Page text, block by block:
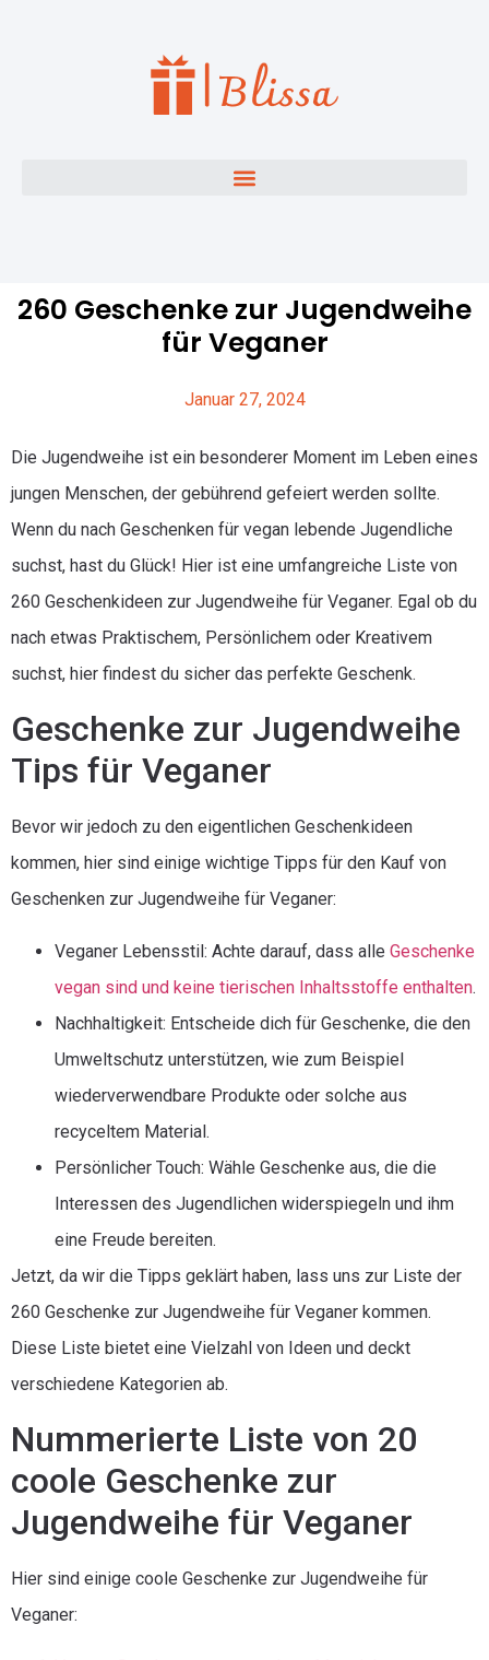
260 Geschenke zur Jugendweihe
für Veganer
Januar 27, 2024
Die Jugendweihe ist ein besonderer Moment im Leben eines
jungen Menschen, der gebührend gefeiert werden sollte.
Wenn du nach Geschenken für vegan lebende Jugendliche
suchst, hast du Glück! Hier ist eine umfangreiche Liste von
260 Geschenkideen zur Jugendweihe für Veganer. Egal ob du
nach etwas Praktischem, Persönlichem oder Kreativem
suchst, hier findest du sicher das perfekte Geschenk.
Geschenke zur Jugendweihe
Tips für Veganer
Bevor wir jedoch zu den eigentlichen Geschenkideen
kommen, hier sind einige wichtige Tipps für den Kauf von
Geschenken zur Jugendweihe für Veganer:
Veganer Lebensstil: Achte darauf, dass alle Geschenke
vegan sind und keine tierischen Inhaltsstoffe enthalten.
Nachhaltigkeit: Entscheide dich für Geschenke, die den
Umweltschutz unterstützen, wie zum Beispiel
wiederverwendbare Produkte oder solche aus
recyceltem Material.
Persönlicher Touch: Wähle Geschenke aus, die die
Interessen des Jugendlichen widerspiegeln und ihm
eine Freude bereiten.
Jetzt, da wir die Tipps geklärt haben, lass uns zur Liste der
260 Geschenke zur Jugendweihe für Veganer kommen.
Diese Liste bietet eine Vielzahl von Ideen und deckt
verschiedene Kategorien ab.
Nummerierte Liste von 20
coole Geschenke zur
Jugendweihe für Veganer
Hier sind einige coole Geschenke zur Jugendweihe für
Veganer: